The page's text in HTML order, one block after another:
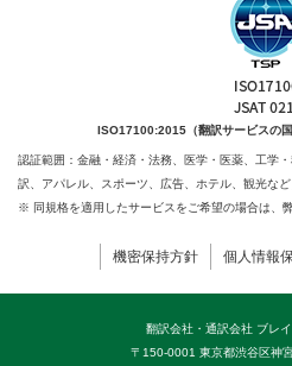
ISO17100:2015（翻訳サービスの
認証範囲：金融・経済・法務、医学・医薬、工学・
訳、アパレル、スポーツ、広告、ホテル、観光など
※ 同規格を適用したサービスをご希望の場合は、
機密保持方針 個人情報
翻訳会社・通訳会社 ブレ
〒150-0001 東京都渋谷区神